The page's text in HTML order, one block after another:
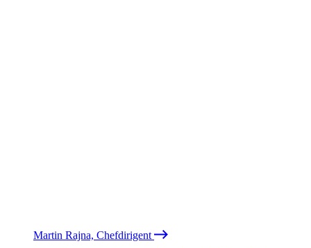
Martin Rajna, Chefdirigent